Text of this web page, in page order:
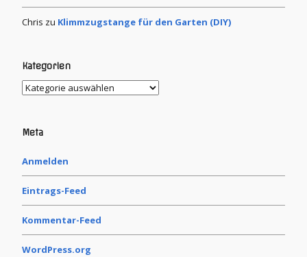
Chris zu Klimmzugstange für den Garten (DIY)
Kategorien
Meta
Anmelden
Eintrags-Feed
Kommentar-Feed
WordPress.org